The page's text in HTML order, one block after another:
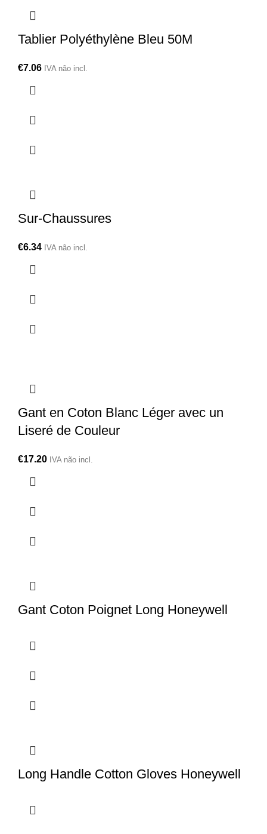
Tablier Polyéthylène Bleu 50M
€7.06 IVA não incl.
Sur-Chaussures
€6.34 IVA não incl.
Gant en Coton Blanc Léger avec un
Liseré de Couleur
€17.20 IVA não incl.
Gant Coton Poignet Long Honeywell
Long Handle Cotton Gloves Honeywell